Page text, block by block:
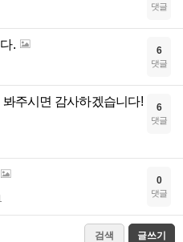
댓글
. 6
댓글
주시면 감사하겠습니다! 6
댓글
0
댓글
검색 글쓰기